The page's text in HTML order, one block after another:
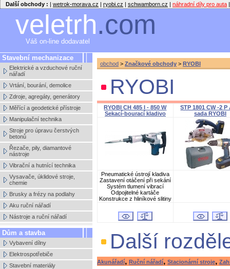
Další obchody : | wetrok-morava.cz | ryobi.cz | schwamborn.cz | náhradní díly pro auta |
veletrh.com
Váš on-line dodavatel
Stavební mechanizace
Elektrické a vzduchové ruční
nářadí
Vrtání, bourání, demolice
Zdroje, agregáty, generátory
Měřící a geodetické přístroje
Manipulační technika
Stroje pro úpravu čerstvých
betonů
Řezače, pily, diamantové
nástroje
Vibrační a hutnící technika
Vysavače, úklidové stroje,
chemie
Brusky a frézy na podlahy
Aku ruční nářadí
Nástroje a ruční nářadí
Dům a stavba
Vybavení dílny
Elektrospotřebiče
Stavební materiály
obchod > Značkové obchody > RYOBI
RYOBI
RYOBI CH 485 I - 850 W
Sekací-bourací kladivo
STP 1801 CW -2 P
sada RYOBI
Pneumatické ústrojí kladiva
Zastavení otáčení při sekání
Systém tlumení vibrací
Odpojitelné kartáče
Konstrukce z hliníkové slitiny
Další
Akunářadí, Ruční nářadí, Stacionární stroje,